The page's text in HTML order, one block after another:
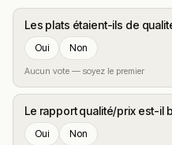
Chez Mauricette
?
Peut-on commander
emporter ?
Y a-t-il des produits
Les plats étaient-ils de
Oui Non
Aucun vote — soyez le premier
Le rapport qualité/prix est-il
Oui Non